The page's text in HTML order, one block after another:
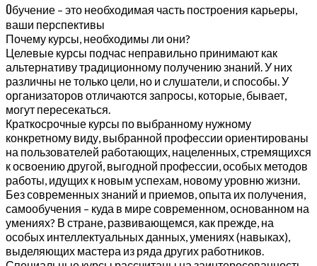
Обучение – это необходимая часть построения карьеры,
ваши перспективы
Почему курсы, необходимы ли они?
Целевые курсы подчас неправильно принимают как
альтернативу традиционному получению знаний. У них
различны не только цели, но и слушатели, и способы. У
организаторов отличаются запросы, которые, бывает,
могут пересекаться.
Краткосрочные курсы по выбранному нужному
конкретному виду, выбранной профессии ориентированы
на пользователей работающих, нацеленных, стремящихся
к освоению другой, выгодной профессии, особых методов
работы, идущих к новым успехам, новому уровню жизни.
Без современных знаний и приемов, опыта их получения,
самообучения – куда в мире современном, основанном на
умениях? В стране, развивающемся, как прежде, на
особых интеллектуальных данных, умениях (навыках),
выделяющих мастера из ряда других работников.